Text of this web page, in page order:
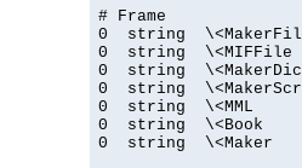
# Frame
0  string
0  string
0  string
0  string
0  string  \<MML
0  string  \<Book
0  string  \<Maker